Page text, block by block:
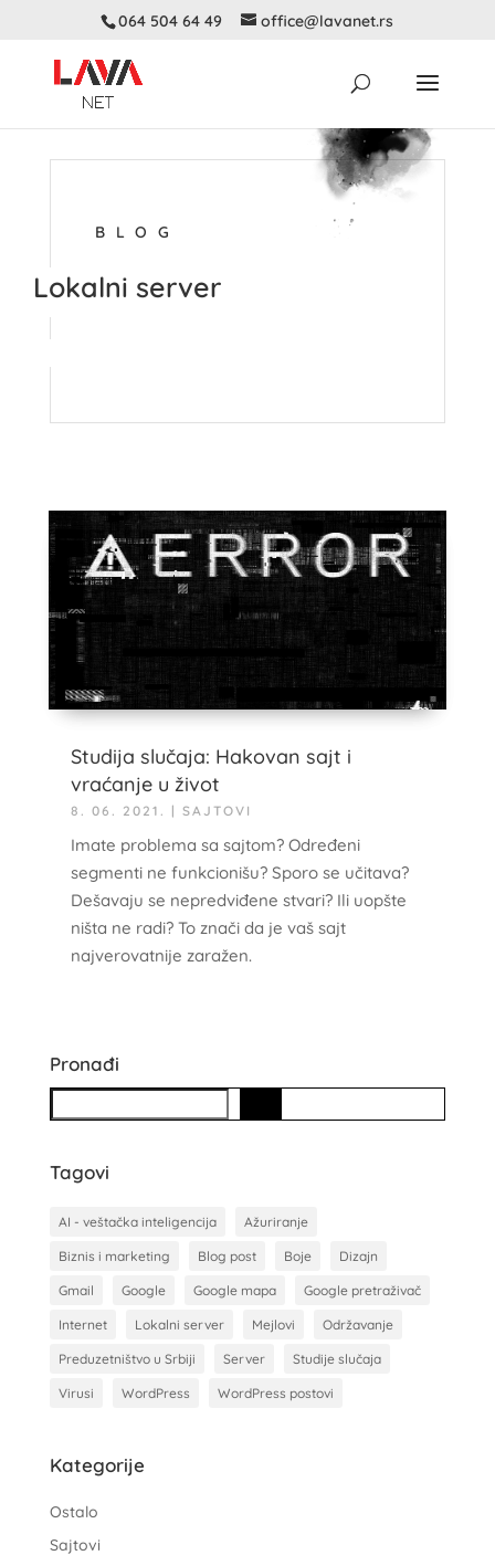
064 504 64 49 office@lavanet.rs
BLOG
Lokalni server
Studija slučaja: Hakovan sajt i
vraćanje u život
8. 06. 2021. | SAJTOVI
Imate problema sa sajtom? Određeni
segmenti ne funkcionišu? Sporo se učitava?
Dešavaju se nepredviđene stvari? Ili uopšte
ništa ne radi? To znači da je vaš sajt
najverovatnije zaražen.
Pronađi
e
r
Tagovi
AI - veštačka inteligencija Ažuriranje
Biznis i marketing Blog post Boje Dizajn
Gmail Google Google mapa Google pretraživač
Internet Lokalni server Mejlovi Održavanje
Preduzetništvo u Srbiji Server Studije slučaja
Virusi WordPress WordPress postovi
Kategorije
Ostalo
Sajtovi